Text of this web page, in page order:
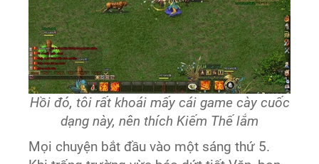
Hồi đó, tôi rất khoái mấy cái game cày cuốc
dạng này, nên thích Kiếm Thế lắm
Mọi chuyện bắt đầu vào một sáng thứ 5.